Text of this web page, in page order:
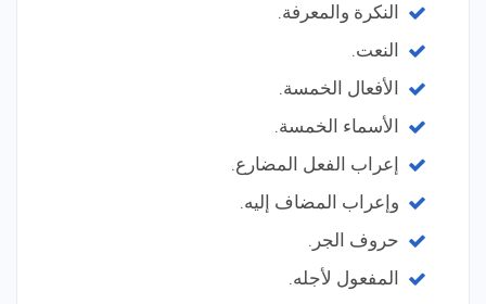
النكرة والمعرفة.
النعت.
الأفعال الخمسة.
الأسماء الخمسة.
إعراب الفعل المضارع.
وإعراب المضاف إليه.
حروف الجر.
المفعول لأجله.